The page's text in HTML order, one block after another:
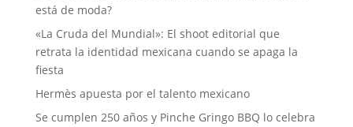
está de moda?
«La Cruda del Mundial»: El shoot editorial que
retrata la identidad mexicana cuando se apaga la
fiesta
Hermès apuesta por el talento mexicano
Se cumplen 250 años y Pinche Gringo BBQ lo celebra